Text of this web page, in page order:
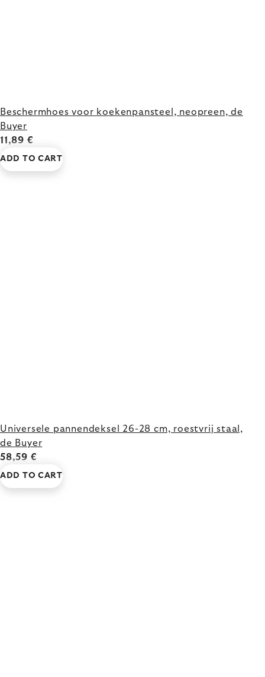
Beschermhoes voor koekenpansteel, neopreen, de
Buyer
11,89 €
ADD TO CART
Universele pannendeksel 26-28 cm, roestvrij staal,
de Buyer
58,59 €
ADD TO CART